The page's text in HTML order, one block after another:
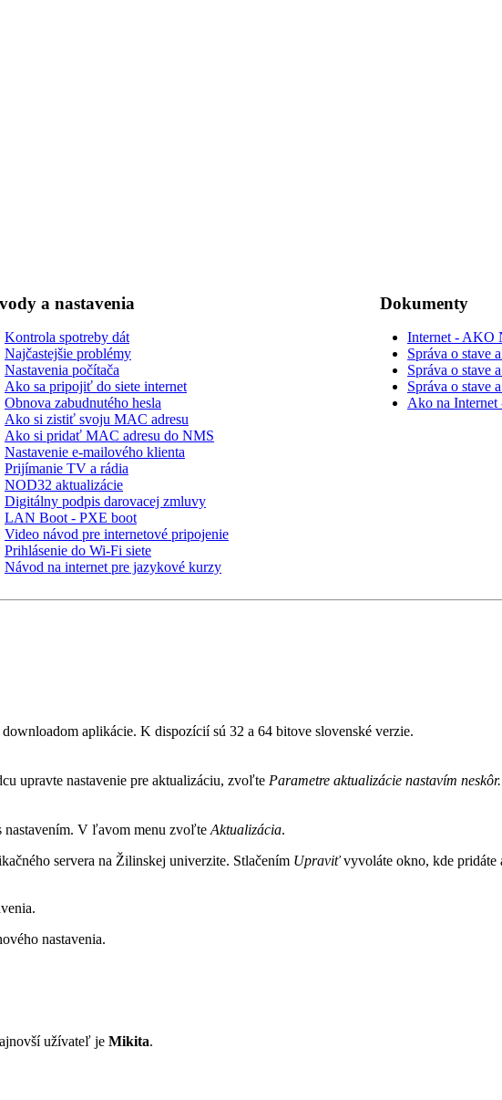
a nastavenia Dokumenty
Kontrola spotreby dát
Najčastejšie problémy
Nastavenia počítača
Ako sa pripojiť do siete internet
Obnova zabudnutého hesla
Ako si zistiť svoju MAC adresu
Ako si pridať MAC adresu do NMS
Nastavenie e-mailového klienta
Prijímanie TV a rádia
NOD32 aktualizácie
Digitálny podpis darovacej zmluvy
LAN Boot - PXE boot
Video návod pre internetové pripojenie
Prihlásenie do Wi-Fi siete
Návod na internet pre jazykové kurzy
Internet - AKO
Správa o stave
Správa o stave
Správa o stave
Ako na
aplikácie. K dispozícií sú 32 a 64 bitove slovenské verzie.
upravte nastavenie pre aktualizáciu, zvoľte Parametre aktualizácie nastavím neskôr.
nastavením. V ľavom menu zvoľte Aktualizácia.
servera na Žilinskej univerzite. Stlačením Upraviťvyvoláte okno, kde pridáte
nastavenia.
užívateľ je Mikita.